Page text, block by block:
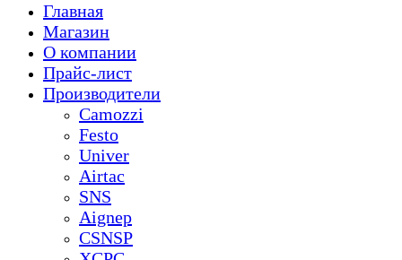
Главная
Магазин
О компании
Прайс-лист
Производители
Camozzi
Festo
Univer
Airtac
SNS
Aignep
CSNSP